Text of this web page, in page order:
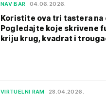
NAV BAR 04.06.2026.
Koristite ova tri tastera na
Pogledajte koje skrivene
kriju krug, kvadrat i
VIRTUELNI RAM 28.04.2026.